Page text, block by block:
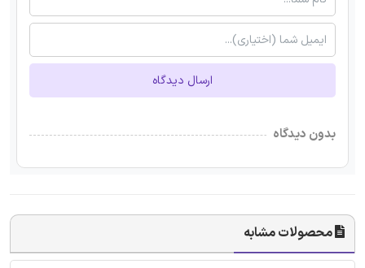
ارسال دیدگاه
بدون دیدگاه
محصولات مشابه